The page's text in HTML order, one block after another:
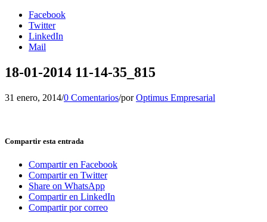
Facebook
Twitter
LinkedIn
Mail
18-01-2014 11-14-35_815
31 enero, 2014/0 Comentarios/porOptimus Empresarial
Compartir esta entrada
Compartir en Facebook
Compartir en Twitter
Share on WhatsApp
Compartir en LinkedIn
Compartir por correo